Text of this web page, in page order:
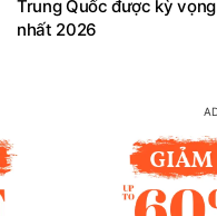
Trung Quốc được kỳ vọng
nhất 2026